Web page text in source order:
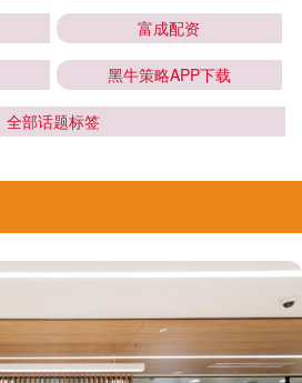
富成配资
黑牛策略APP下载
全部话题标签